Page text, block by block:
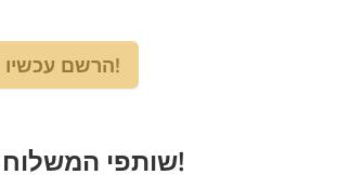
הרשם עכשיו!
שותפי המשלוח שלנו!